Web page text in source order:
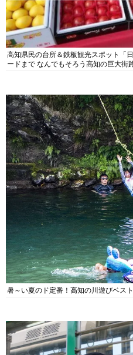
高知県民の台所＆鉄板観光スポット「
ードまで なんでもそろう高知の巨大街
暑～い夏のド定番！高知の川遊びベス